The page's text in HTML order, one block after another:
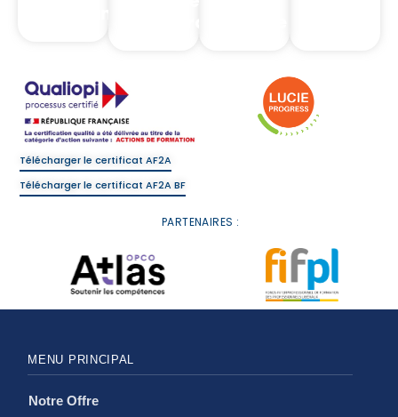
Télécharger le certificat AF2A
Télécharger le certificat AF2A BF
PARTENAIRES :
MENU PRINCIPAL
Notre Offre